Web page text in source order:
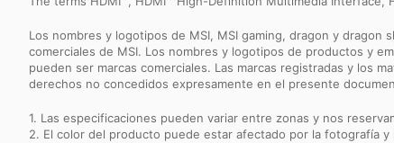
Los nombres y logotipos de MSI, MSI gaming, dragon y
comerciales de MSI. Los nombres y logotipos de productos y
pueden ser marcas comerciales. Las marcas registradas y los
derechos no concedidos expresamente en el presente
1. Las especificaciones pueden variar entre zonas y nos
2. El color del producto puede estar afectado por la fotografía